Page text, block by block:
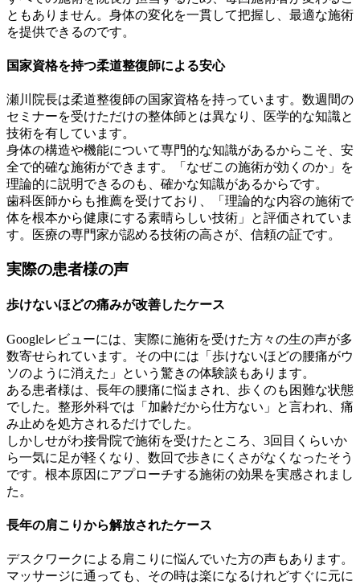
ともありません。身体の変化を一貫して把握し、最適な施術
を提供できるのです。
国家資格を持つ柔道整復師による安心
瀬川院長は柔道整復師の国家資格を持っています。数週間の
セミナーを受けただけの整体師とは異なり、医学的な知識と
技術を有しています。
身体の構造や機能について専門的な知識があるからこそ、安
全で的確な施術ができます。「なぜこの施術が効くのか」を
理論的に説明できるのも、確かな知識があるからです。
歯科医師からも推薦を受けており、「理論的な内容の施術で
体を根本から健康にする素晴らしい技術」と評価されていま
す。医療の専門家が認める技術の高さが、信頼の証です。
実際の患者様の声
歩けないほどの痛みが改善したケース
Googleレビューには、実際に施術を受けた方々の生の声が多
数寄せられています。その中には「歩けないほどの腰痛がウ
ソのように消えた」という驚きの体験談もあります。
ある患者様は、長年の腰痛に悩まされ、歩くのも困難な状態
でした。整形外科では「加齢だから仕方ない」と言われ、痛
み止めを処方されるだけでした。
しかしせがわ接骨院で施術を受けたところ、3回目くらいか
ら一気に足が軽くなり、数回で歩きにくさがなくなったそう
です。根本原因にアプローチする施術の効果を実感されまし
た。
長年の肩こりから解放されたケース
デスクワークによる肩こりに悩んでいた方の声もあります。
マッサージに通っても、その時は楽になるけれどすぐに元に